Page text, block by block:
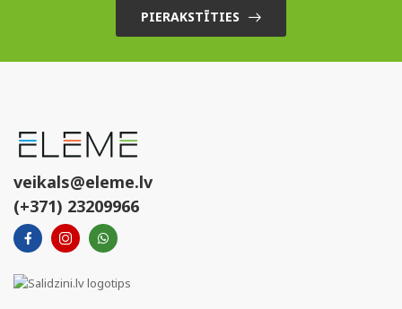
PIERAKSTĪTIES
veikals@eleme.lv
(+371) 23209966